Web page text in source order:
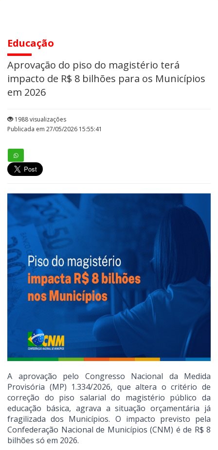
Educação
Aprovação do piso do magistério terá
impacto de R$ 8 bilhões para os Municípios
em 2026
1988 visualizações
Publicada em 27/05/2026 15:55:41
A aprovação pelo Congresso Nacional da Medida
Provisória (MP) 1.334/2026, que altera o critério de
correção do piso salarial do magistério público da
educação básica, agrava a situação orçamentária já
fragilizada dos Municípios. O impacto previsto pela
Confederação Nacional de Municípios (CNM) é de R$ 8
bilhões só em 2026.